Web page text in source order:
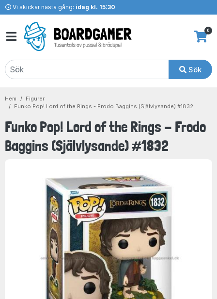
Vi skickar nästa gång: idag kl. 15:30
Sök
0
Hem
Figurer
Funko Pop! Lord of the Rings - Frodo Baggins (Självlysande) #1832
Funko Pop! Lord of the Rings - Frodo
Baggins (Självlysande) #1832